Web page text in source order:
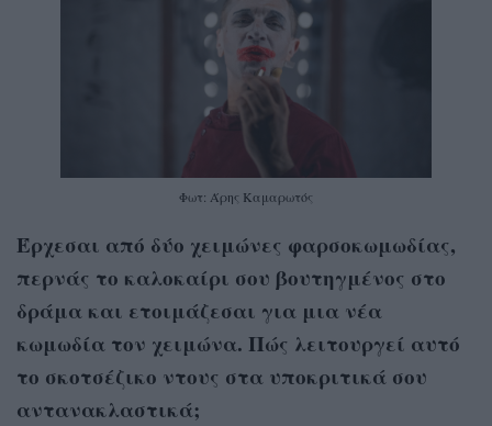
Φωτ: Άρης Καμαρωτός
Έρχεσαι από δύο χειμώνες φαρσοκωμωδίας,
περνάς το καλοκαίρι σου βουτηγμένος στο
δράμα και ετοιμάζεσαι για μια νέα
κωμωδία τον χειμώνα. Πώς λειτουργεί αυτό
το σκοτσέζικο ντους στα υποκριτικά σου
αντανακλαστικά;